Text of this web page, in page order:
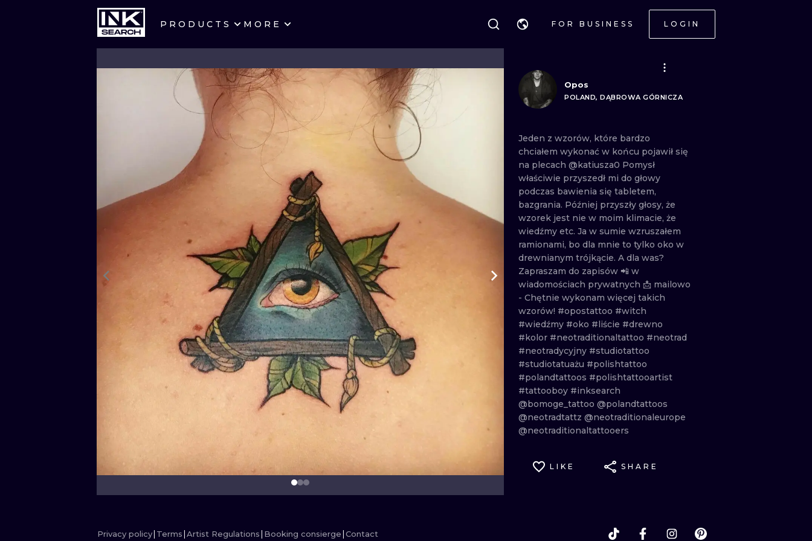
PRODUCTS MORE FOR BUSINESS LOGIN
CRACOW WROCLAW
BERLIN LONDON
HEIDELBERG EDINBURGH
MANCHESTER
PRAGUE VIENNA
BUDAPEST
LETTERING
NEW SCHOOL HANDPOKE
SURREALISM BLACKWORK
BIOMECHANICAL TRADITIONAL
IGNORANT
LINEWORK
CARTOONS DOTWORK
ILUSTRATION NEO TRADITIONAL
MINIMALISM WOODCUT
UV
Opos
POLAND, DĄBROWA GÓRNICZA
Jeden z wzorów, które bardzo
chciałem wykonać w końcu pojawił się
na plecach @katiusza0 Pomysł
właściwie przyszedł mi do głowy
podczas bawienia się tabletem,
bazgrania. Później przyszły głosy, że
wzorek jest nie w moim klimacie, że
wiedźmy etc. Ja w sumie wzruszałem
ramionami, bo dla mnie to tylko oko w
drewnianym trójkącie. A dla was?
Zapraszam do zapisów 📲 w
wiadomościach prywatnych 📩 mailowo
- Chętnie wykonam więcej takich
wzorów! #opostattoo #witch
#wiedźmy #oko #liście #drewno
#kolor #neotraditionaltattoo #neotrad
#neotradycyjny #studiotattoo
#studiotatuażu #polishtattoo
#polandtattoos #polishtattooartist
#tattooboy #inksearch
@bomoge_tattoo @polandtattoos
@neotradtattz @neotraditionaleurope
@neotraditionaltattooers
LIKE SHARE
Privacy policy Terms Artist Regulations Booking consierge Contact